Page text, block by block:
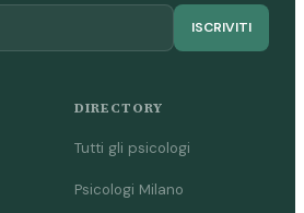
ISCRIVITI
DIRECTORY
Tutti gli psicologi
Psicologi Milano